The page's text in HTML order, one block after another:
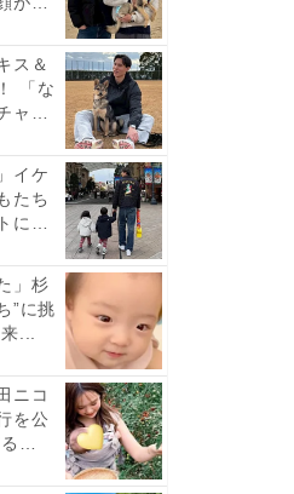
ス＆
「な
ャ
イケ
たち
に
」杉
”に挑
...
ニコ
を公